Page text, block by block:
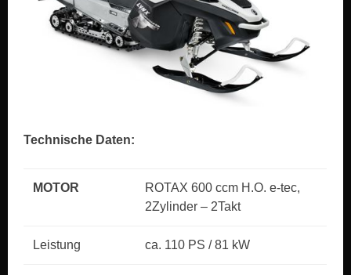
Technische Daten:
MOTOR
ROTAX 600 ccm H.O. e-tec,
2Zylinder – 2Takt
Leistung ca. 110 PS / 81 kW